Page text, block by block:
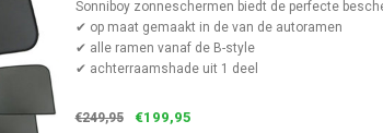
Sonniboy zonneschermen biedt de perfecte
✔ op maat gemaakt in de van de autoramen
✔ alle ramen vanaf de B-style
✔ achterraamshade uit 1 deel
€249,95 €199,95